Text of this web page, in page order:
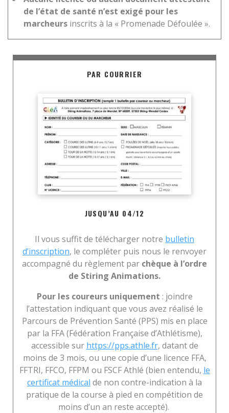
de l’état de santé n’est exigé pour les
marcheurs inscrits à la « Promenade Défoulée ».
PAR COURRIER
JUSQU’AU 04/12
Il vous suffit de télécharger notre bulletin
d’inscription, le compléter puis nous le renvoyer
accompagné du règlement par chèque à l’ordre
de Stiring Animations.
Pour les coureurs uniquement : joindre
l’attestation indiquant que vous avez réalisé le
Parcours de Prévention Santé (PPS) mis en place
par la FFA (Fédération Française d’Athlétisme),
accessible sur https://pps.athle.fr, datant de
moins de 3 mois, ou une copie d’une licence FFA,
FFTRI, FFCO, FFPM ou FSCF Athlé (bien entendu, le
certificat médical de non contre-indication à la
pratique de la course à pied en compétition de
moins d’un an reste accepté).